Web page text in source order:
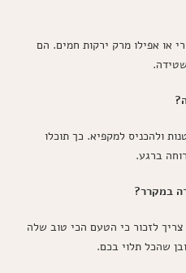
או אפילו מרק ירקות חמים. הם
ולהכניס למקפיא. כך תוכלו
ברגע.
במקרר?
צריך לזכור כי הטעם הכי טוב שלה
שהכל תלוי בכם.